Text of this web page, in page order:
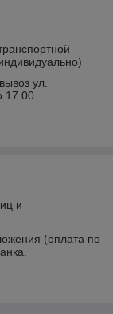
ул.
00.
и
(оплата по